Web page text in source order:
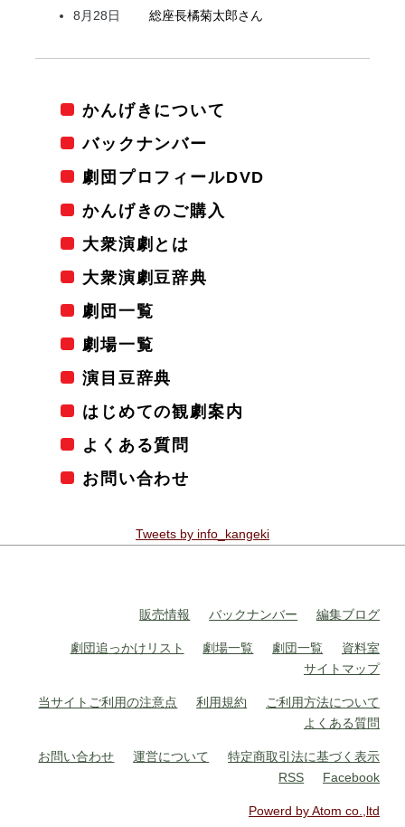
8月28日
総座長橘菊太郎さん
かんげきについて
バックナンバー
劇団プロフィールDVD
かんげきのご購入
大衆演劇とは
大衆演劇豆辞典
劇団一覧
劇場一覧
演目豆辞典
はじめての観劇案内
よくある質問
お問い合わせ
Tweets by info_kangeki
販売情報 バックナンバー 編集ブログ
劇団追っかけリスト 劇場一覧 劇団一覧
資料室
サイトマップ
当サイトご利用の注意点 利用規約
ご利用方法について
よくある質問
お問い合わせ 運営について
特定商取引法に基づく表示
RSS
Facebook
Powerd by Atom co.,ltd